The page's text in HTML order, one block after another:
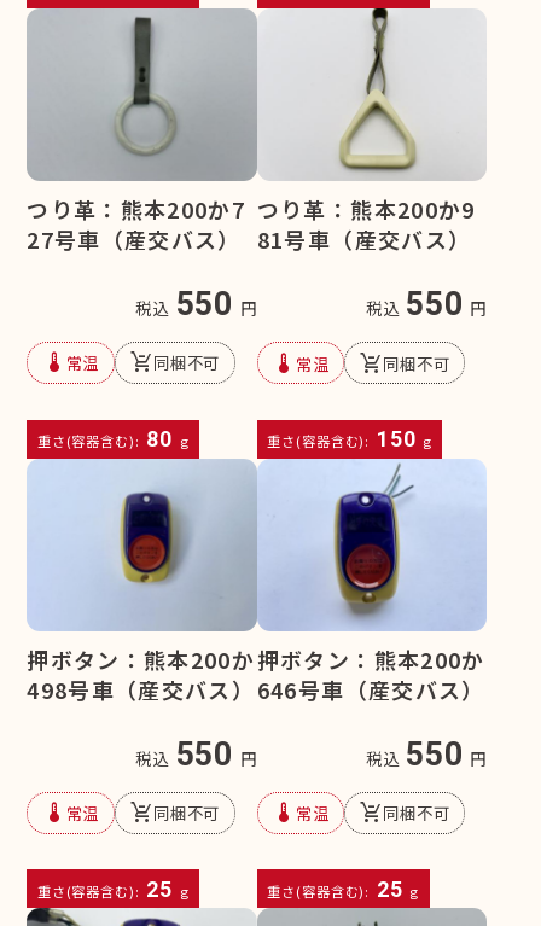
つり革：熊本200か7
27号車（産交バス）
税込 550 円
device_thermostat 常温 remove_shopping_cart同梱不可
重さ(容器含む): 80 g
つり革：熊本200か9
81号車（産交バス）
税込 550 円
device_thermostat 常温 remove_shopping_cart同梱不可
重さ(容器含む): 150 g
押ボタン：熊本200か
498号車（産交バス）
税込 550 円
device_thermostat 常温 remove_shopping_cart同梱不可
重さ(容器含む): 25 g
押ボタン：熊本200か
646号車（産交バス）
税込 550 円
device_thermostat 常温 remove_shopping_cart同梱不可
重さ(容器含む): 25 g